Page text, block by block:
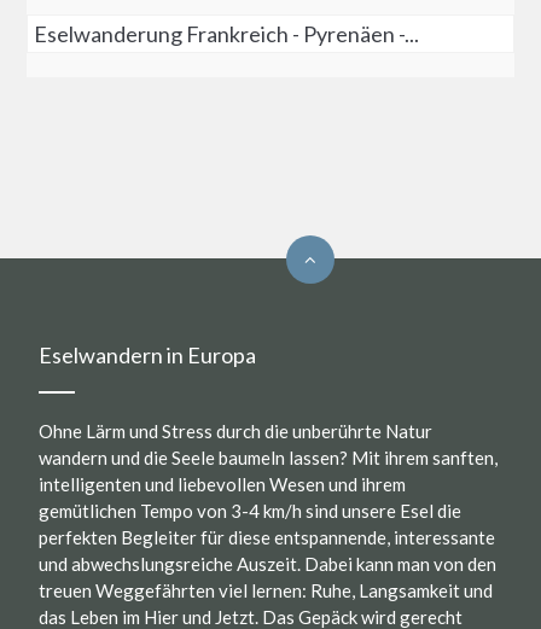
Eselwanderung Frankreich - Pyrenäen -...
Eselwandern in Europa
Ohne Lärm und Stress durch die unberührte Natur
wandern und die Seele baumeln lassen? Mit ihrem sanften,
intelligenten und liebevollen Wesen und ihrem
gemütlichen Tempo von 3-4 km/h sind unsere Esel die
perfekten Begleiter für diese entspannende, interessante
und abwechslungsreiche Auszeit. Dabei kann man von den
treuen Weggefährten viel lernen: Ruhe, Langsamkeit und
das Leben im Hier und Jetzt. Das Gepäck wird gerecht